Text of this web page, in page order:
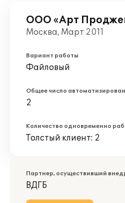
ООО «Арт
Москва, Март 2011
Вариант работы
Файловый
Общее число
2
Количество одновременно
Толстый клиент: 2
Партнер, осуществивший
ВДГБ